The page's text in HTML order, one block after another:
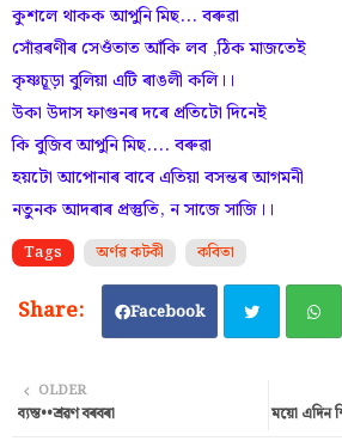
কুশলে থাকক আপুনি মিছ... বৰুৱা
সোঁৱৰণীৰ সেওঁতাত আঁকি লব ,ঠিক মাজতেই
কৃষ্ণচূড়া বুলিয়া এটি ৰাঙলী কলি।।
উকা উদাস ফাগুনৰ দৰে প্ৰতিটো দিনেই
কি বুজিব আপুনি মিছ.... বৰুৱা
হয়টো আপোনাৰ বাবে এতিয়া বসন্তৰ আগমনী
নতুনক আদৰাৰ প্ৰস্তুতি, ন সাজে সাজি।।
Tags অৰ্ণৱ কটকী কবিতা
Facebook
ats
ময়ো এদিন
OLDER
ব্যস্ত••শ্ৰৱণ বৰবৰা